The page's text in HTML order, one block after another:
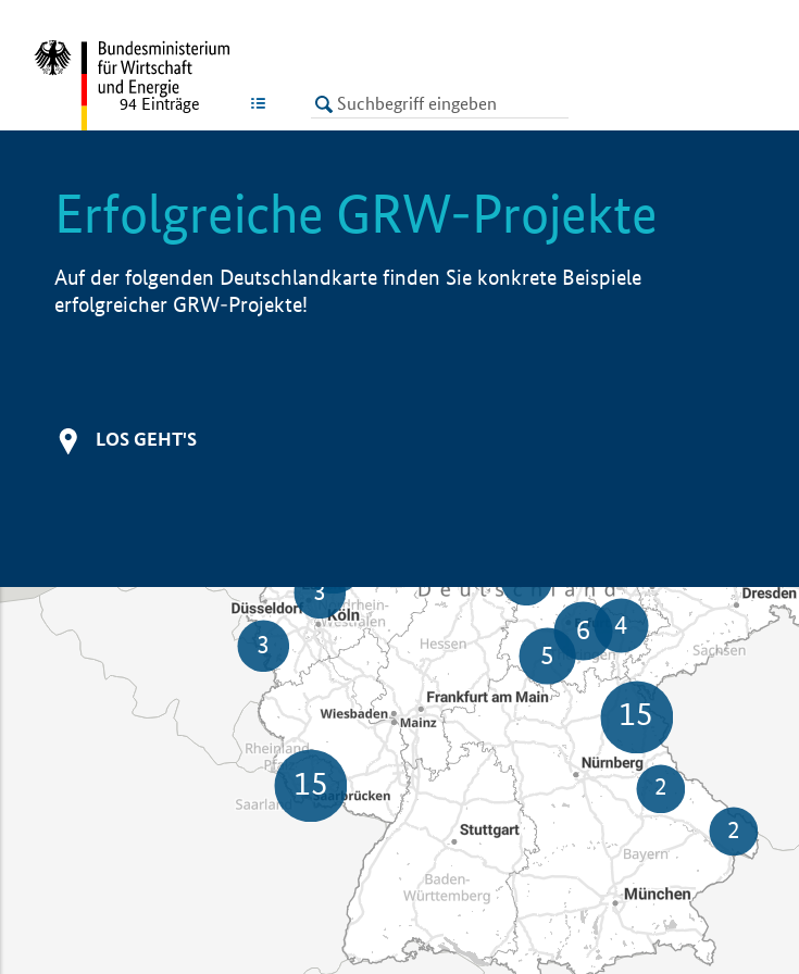
LISTE
94 Einträge
Erfolgreiche GRW-Projekte
Auf der folgenden Deutschlandkarte finden Sie konkrete Beispiele
erfolgreicher GRW-Projekte!
LOS GEHT'S